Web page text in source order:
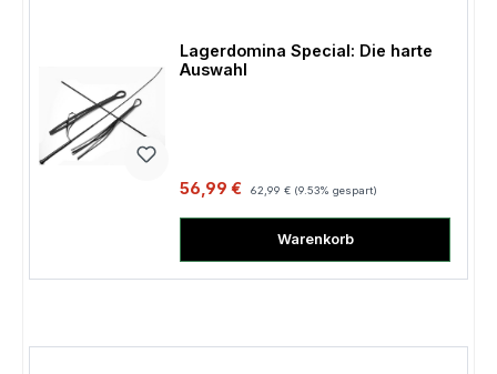
Lagerdomina Special: Die harte
Auswahl
Verkaufspreis:
56,99 € 62,99 € (9.53% gespart)
Warenkorb